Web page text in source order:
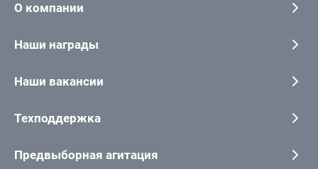
О компании
Наши награды
Наши вакансии
Техподдержка
Предвыборная агитация